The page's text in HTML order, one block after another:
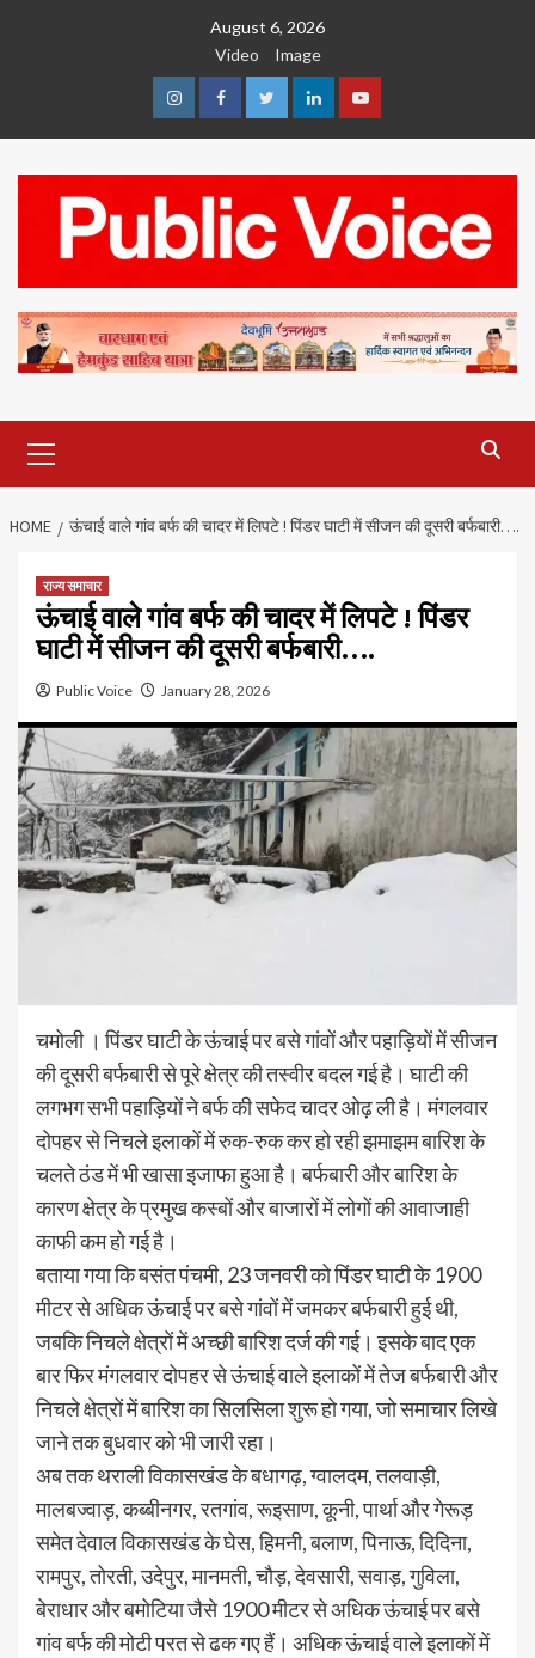
August 6, 2026
Video
Image
InstagramFacebookTwitterLinkedinYoutube
Menu
HOME ऊंचाई वाले गांव बर्फ की चादर में लिपटे ! पिंडर घाटी में सीजन की दूसरी बर्फबारी….
राज्य समाचार
ऊंचाई वाले गांव बर्फ की चादर में लिपटे ! पिंडर
घाटी में सीजन की दूसरी बर्फबारी….
Public Voice January 28, 2026
चमोली । पिंडर घाटी के ऊंचाई पर बसे गांवों और पहाड़ियों में सीजन
की दूसरी बर्फबारी से पूरे क्षेत्र की तस्वीर बदल गई है। घाटी की
लगभग सभी पहाड़ियों ने बर्फ की सफेद चादर ओढ़ ली है। मंगलवार
दोपहर से निचले इलाकों में रुक-रुक कर हो रही झमाझम बारिश के
चलते ठंड में भी खासा इजाफा हुआ है। बर्फबारी और बारिश के
कारण क्षेत्र के प्रमुख कस्बों और बाजारों में लोगों की आवाजाही
काफी कम हो गई है।
बताया गया कि बसंत पंचमी, 23 जनवरी को पिंडर घाटी के 1900
मीटर से अधिक ऊंचाई पर बसे गांवों में जमकर बर्फबारी हुई थी,
जबकि निचले क्षेत्रों में अच्छी बारिश दर्ज की गई। इसके बाद एक
बार फिर मंगलवार दोपहर से ऊंचाई वाले इलाकों में तेज बर्फबारी और
निचले क्षेत्रों में बारिश का सिलसिला शुरू हो गया, जो समाचार लिखे
जाने तक बुधवार को भी जारी रहा।
अब तक थराली विकासखंड के बधागढ़, ग्वालदम, तलवाड़ी,
मालबज्वाड़, कब्बीनगर, रतगांव, रूइसाण, कूनी, पार्था और गेरूड़
समेत देवाल विकासखंड के घेस, हिमनी, बलाण, पिनाऊ, दिदिना,
रामपुर, तोरती, उदेपुर, मानमती, चौड़, देवसारी, सवाड़, गुविला,
बेराधार और बमोटिया जैसे 1900 मीटर से अधिक ऊंचाई पर बसे
गांव बर्फ की मोटी परत से ढक गए हैं। अधिक ऊंचाई वाले इलाकों में